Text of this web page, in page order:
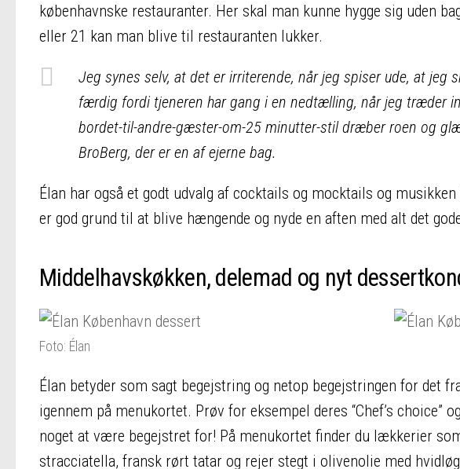
københavnske restauranter. Her skal man kunne hygge sig uden
eller 21 kan man blive til restauranten lukker.
Jeg synes selv, at det er irriterende, når jeg spiser ude, at jeg
færdig fordi tjeneren har gang i en nedtælling, når jeg træder
bordet-til-andre-gæster-om-25 minutter-stil dræber roen og
BroBerg, der er en af ejerne bag.
Élan har også et godt udvalg af cocktails og mocktails og
er god grund til at blive hængende og nyde en aften med alt det
Middelhavskøkken, delemad og nyt
Foto: Élan
Élan betyder som sagt begejstring og netop begejstringen for det
igennem på menukortet. Prøv for eksempel deres “Chef’s choice”
noget at være begejstret for! På menukortet finder du lækkerier
stracciatella, fransk rørt tatar og rejer stegt i olivenolie med